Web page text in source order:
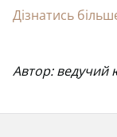
Дізнатись
Автор: ведучий